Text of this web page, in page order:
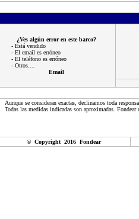
¿Ves algún error en este barco?
- Está vendido
- El email es erróneo
- El teléfono es erróneo
- Otros....
Email
Aunque se consideran exactas, declinamos toda
Todas las medidas indicadas son aproximadas.
© Copyright 2016 Fondear